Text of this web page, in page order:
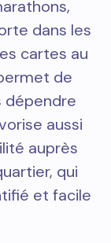
dans les
cartes au
de
dépendre
aussi
auprès
qui
et facile